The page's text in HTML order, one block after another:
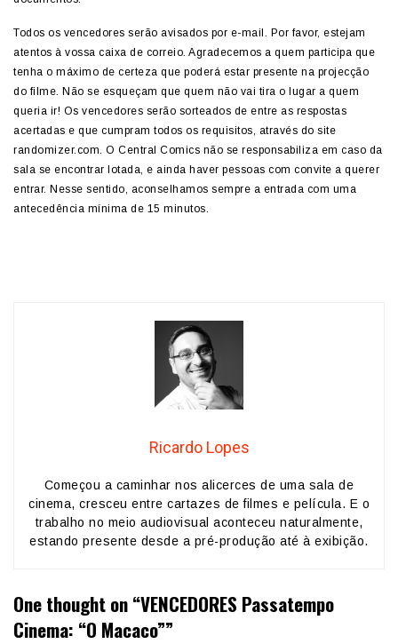
Todos os vencedores serão avisados por e-mail. Por favor, estejam
atentos à vossa caixa de correio. Agradecemos a quem participa que
tenha o máximo de certeza que poderá estar presente na projecção
do filme. Não se esqueçam que quem não vai tira o lugar a quem
queria ir! Os vencedores serão sorteados de entre as respostas
acertadas e que cumpram todos os requisitos, através do site
randomizer.com. O Central Comics não se responsabiliza em caso da
sala se encontrar lotada, e ainda haver pessoas com convite a querer
entrar. Nesse sentido, aconselhamos sempre a entrada com uma
antecedência mínima de 15 minutos.
Ricardo Lopes
Começou a caminhar nos alicerces de uma sala de
cinema, cresceu entre cartazes de filmes e película. E o
trabalho no meio audiovisual aconteceu naturalmente,
estando presente desde a pré-produção até à exibição.
One thought on “VENCEDORES Passatempo
Cinema: “O Macaco””